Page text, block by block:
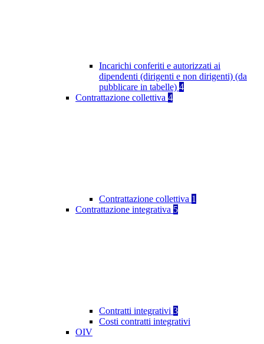
Incarichi conferiti e autorizzati ai
dipendenti (dirigenti e non dirigenti) (da
pubblicare in tabelle) 4
Contrattazione collettiva 4
Contrattazione collettiva 1
Contrattazione integrativa 5
Contratti integrativi 3
Costi contratti integrativi
OIV